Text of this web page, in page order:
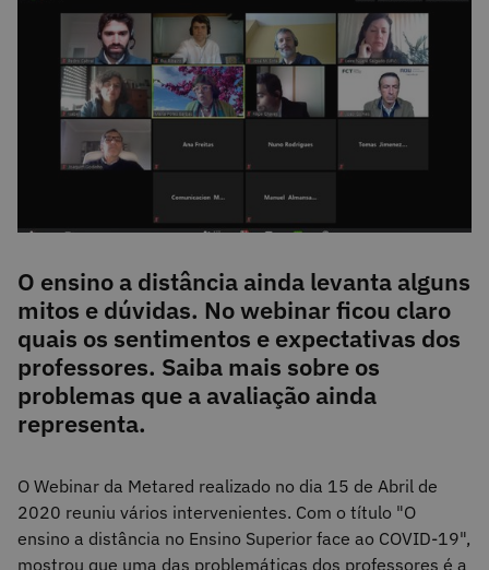
O ensino a distância ainda levanta alguns
mitos e dúvidas. No webinar ficou claro
quais os sentimentos e expectativas dos
professores. Saiba mais sobre os
problemas que a avaliação ainda
representa.
O Webinar da Metared realizado no dia 15 de Abril de
2020 reuniu vários intervenientes. Com o título "O
ensino a distância no Ensino Superior face ao COVID-19",
mostrou que uma das problemáticas dos professores é a